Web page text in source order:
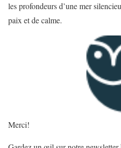
les profondeurs d’une mer
paix et de calme.
Merci!